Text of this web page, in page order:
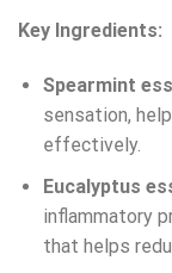
Key Ingredients:
Spearmint
sensation,
effectively.
Eucalyptus
inflammatory
that helps